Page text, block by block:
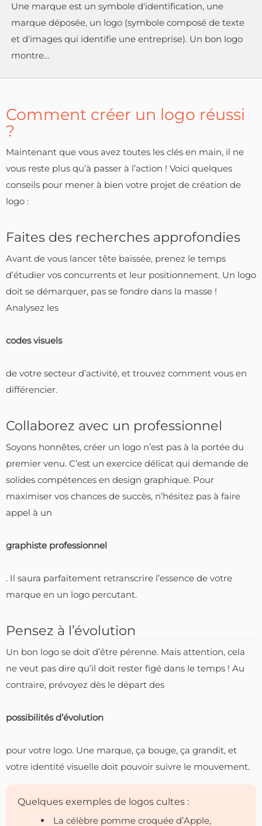
Une marque est un symbole d'identification, une
marque déposée, un logo (symbole composé de texte
et d'images qui identifie une entreprise). Un bon logo
montre…
Comment créer un logo réussi
?
Maintenant que vous avez toutes les clés en main, il ne
vous reste plus qu’à passer à l’action ! Voici quelques
conseils pour mener à bien votre projet de création de
logo :
Faites des recherches approfondies
Avant de vous lancer tête baissée, prenez le temps
d’étudier vos concurrents et leur positionnement. Un logo
doit se démarquer, pas se fondre dans la masse !
Analysez les
codes visuels
de votre secteur d’activité, et trouvez comment vous en
différencier.
Collaborez avec un professionnel
Soyons honnêtes, créer un logo n’est pas à la portée du
premier venu. C’est un exercice délicat qui demande de
solides compétences en design graphique. Pour
maximiser vos chances de succès, n’hésitez pas à faire
appel à un
graphiste professionnel
. Il saura parfaitement retranscrire l’essence de votre
marque en un logo percutant.
Pensez à l’évolution
Un bon logo se doit d’être pérenne. Mais attention, cela
ne veut pas dire qu’il doit rester figé dans le temps ! Au
contraire, prévoyez dès le départ des
possibilités d’évolution
pour votre logo. Une marque, ça bouge, ça grandit, et
votre identité visuelle doit pouvoir suivre le mouvement.
Quelques exemples de logos cultes :
La célèbre pomme croquée d’Apple,